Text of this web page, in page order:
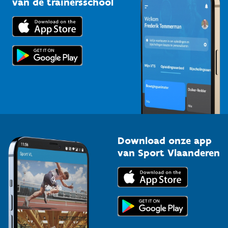
Trainers en begeleiders
Topsporters
Downloads
Voor de pers
Download onze app
van Sport Vlaanderen